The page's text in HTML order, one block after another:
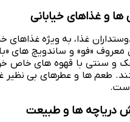
و غذاهای خیابانی
غذا، به ویژه
«فو» و ساندویچ های
و سنتی با قهوه های خاص
طعم ها و عطرهای بی نظیر
است.
دریاچه ها و طبیعت